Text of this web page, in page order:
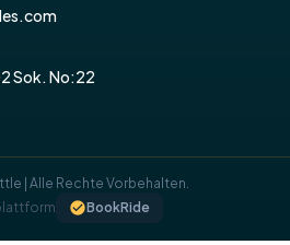
Sok. No:22
| Alle Rechte Vorbehalten.
BookRide